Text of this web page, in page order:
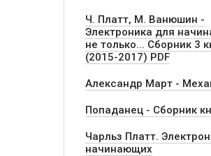
Ч. Платт, М. Ванюшин -
Электроника для
не только... Сборник 3
(2015-2017) PDF
Александр Март -
Попаданец - Сборник
Чарльз Платт.
начинающих